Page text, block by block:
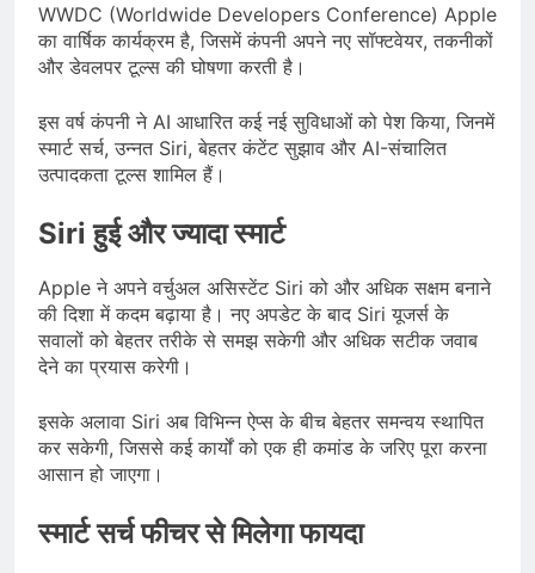
WWDC (Worldwide Developers Conference) Apple
का वार्षिक कार्यक्रम है, जिसमें कंपनी अपने नए सॉफ्टवेयर, तकनीकों
और डेवलपर टूल्स की घोषणा करती है।
इस वर्ष कंपनी ने AI आधारित कई नई सुविधाओं को पेश किया, जिनमें
स्मार्ट सर्च, उन्नत Siri, बेहतर कंटेंट सुझाव और AI-संचालित
उत्पादकता टूल्स शामिल हैं।
Siri हुई और ज्यादा स्मार्ट
Apple ने अपने वर्चुअल असिस्टेंट Siri को और अधिक सक्षम बनाने
की दिशा में कदम बढ़ाया है। नए अपडेट के बाद Siri यूजर्स के
सवालों को बेहतर तरीके से समझ सकेगी और अधिक सटीक जवाब
देने का प्रयास करेगी।
इसके अलावा Siri अब विभिन्न ऐप्स के बीच बेहतर समन्वय स्थापित
कर सकेगी, जिससे कई कार्यों को एक ही कमांड के जरिए पूरा करना
आसान हो जाएगा।
स्मार्ट सर्च फीचर से मिलेगा फायदा